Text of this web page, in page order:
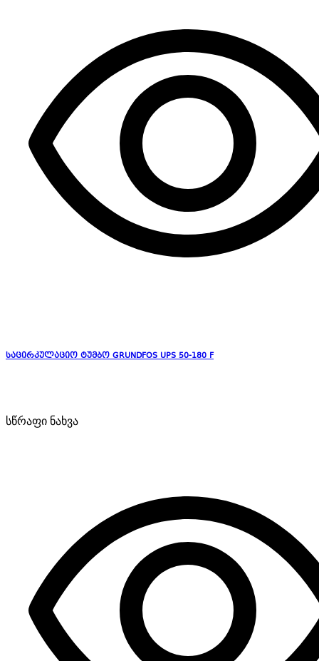
საცირკულაციო ტუმბო GRUNDFOS UPS 50-180 F
სწრაფი ნახვა